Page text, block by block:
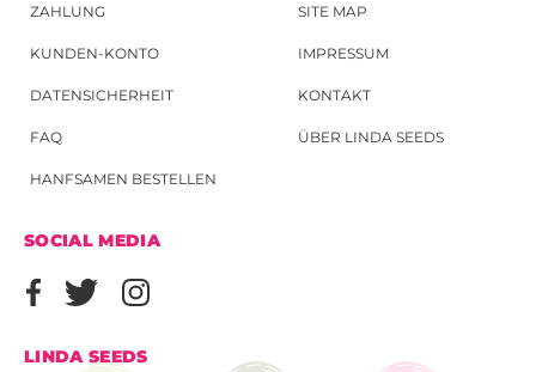
ZAHLUNG
KUNDEN-KONTO
DATENSICHERHEIT
FAQ
HANFSAMEN BESTELLEN
SITE MAP
IMPRESSUM
KONTAKT
ÜBER LINDA SEEDS
SOCIAL MEDIA
LINDA SEEDS